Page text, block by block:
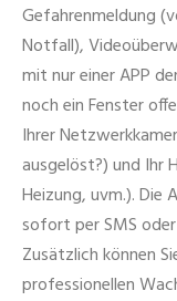
Gefahrenmeldung
Notfall),
mit nur einer APP
noch ein Fenster
Ihrer
ausgelöst?) und Ihr
Heizung, uvm.). Die
sofort per SMS
Zusätzlich können
professionellen